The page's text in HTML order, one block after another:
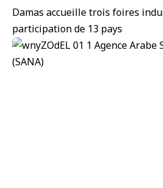
Damas accueille trois foires
participation de 13 pays